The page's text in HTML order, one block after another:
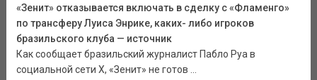
«Зенит» отказывается включать в сделку с «Фламенго»
по трансферу Луиса Энрике, каких- либо игроков
бразильского клуба — источник
Как сообщает бразильский журналист Пабло Руа в
социальной сети Х, «Зенит» не готов ...